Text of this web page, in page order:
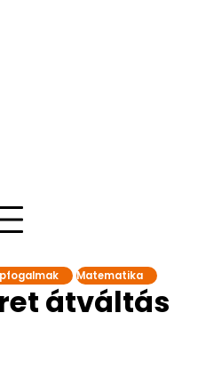
Matematika
átváltás